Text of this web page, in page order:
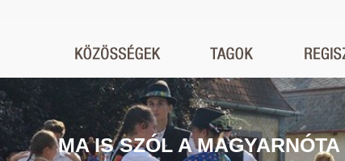
MA IS SZÓL A MAGYARNÓTA